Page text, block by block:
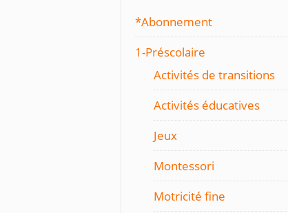
*Abonnement
1-Préscolaire
Activités de transitions
Activités éducatives
Jeux
Montessori
Motricité fine